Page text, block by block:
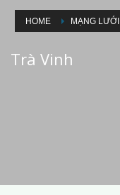
HOME MẠNG LƯỚI
Trà Vinh